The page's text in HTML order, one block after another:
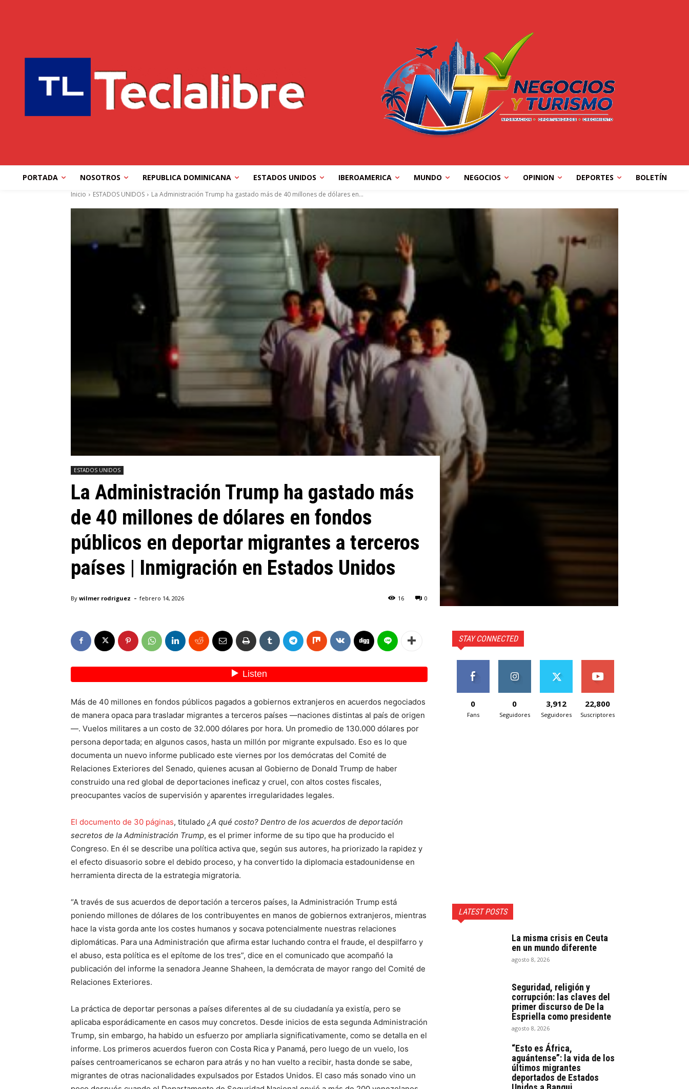
PORTADA NOSOTROS REPUBLICA DOMINICANA ESTADOS UNIDOS IBEROAMERICA MUNDO NEGOCIOS OPINION DEPORTES BOLETÍN
Inicio ESTADOS UNIDOS La Administración Trump ha gastado más de 40 millones de dólares en...
ESTADOS UNIDOS
La Administración Trump ha gastado más
de 40 millones de dólares en fondos
públicos en deportar migrantes a terceros
países | Inmigración en Estados Unidos
By wilmer rodriguez - febrero 14, 2026 0
16
Más de 40 millones en fondos públicos pagados a gobiernos extranjeros en acuerdos negociados
de manera opaca para trasladar migrantes a terceros países —naciones distintas al país de origen
—. Vuelos militares a un costo de 32.000 dólares por hora. Un promedio de 130.000 dólares por
persona deportada; en algunos casos, hasta un millón por migrante expulsado. Eso es lo que
documenta un nuevo informe publicado este viernes por los demócratas del Comité de
Relaciones Exteriores del Senado, quienes acusan al Gobierno de Donald Trump de haber
construido una red global de deportaciones ineficaz y cruel, con altos costes fiscales,
preocupantes vacíos de supervisión y aparentes irregularidades legales.
El documento de 30 páginas, titulado ¿A qué costo? Dentro de los acuerdos de deportación
secretos de la Administración Trump, es el primer informe de su tipo que ha producido el
Congreso. En él se describe una política activa que, según sus autores, ha priorizado la rapidez y
el efecto disuasorio sobre el debido proceso, y ha convertido la diplomacia estadounidense en
herramienta directa de la estrategia migratoria.
“A través de sus acuerdos de deportación a terceros países, la Administración Trump está
poniendo millones de dólares de los contribuyentes en manos de gobiernos extranjeros, mientras
hace la vista gorda ante los costes humanos y socava potencialmente nuestras relaciones
diplomáticas. Para una Administración que afirma estar luchando contra el fraude, el despilfarro y
el abuso, esta política es el epítome de los tres”, dice en el comunicado que acompañó la
publicación del informe la senadora Jeanne Shaheen, la demócrata de mayor rango del Comité de
Relaciones Exteriores.
La práctica de deportar personas a países diferentes al de su ciudadanía ya existía, pero se
aplicaba esporádicamente en casos muy concretos. Desde inicios de esta segunda Administración
Trump, sin embargo, ha habido un esfuerzo por ampliarla significativamente, como se detalla en el
informe. Los primeros acuerdos fueron con Costa Rica y Panamá, pero luego de un vuelo, los
países centroamericanos se echaron para atrás y no han vuelto a recibir, hasta donde se sabe,
migrantes de otras nacionalidades expulsados por Estados Unidos. El caso más sonado vino un
STAY CONNECTED
0
Fans
0
Seguidores
3,912
Seguidores
22,800
Suscriptores
LATEST POSTS
La misma crisis en Ceuta
en un mundo diferente
agosto 8, 2026
Seguridad, religión y
corrupción: las claves del
primer discurso de De la
Espriella como presidente
agosto 8, 2026
“Esto es África,
aguántense”: la vida de los
últimos migrantes
deportados de Estados